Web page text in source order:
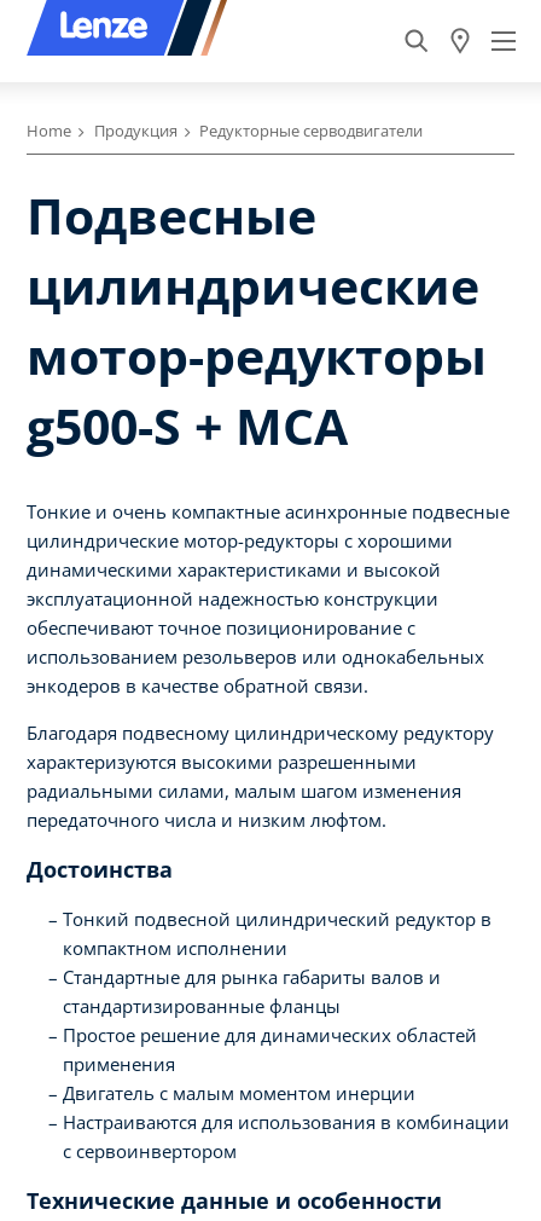
Home Продукция Редукторные серводвигатели
Подвесные
цилиндрические
мотор-редукторы
g500-S + MCA
Тонкие и очень компактные асинхронные подвесные
цилиндрические мотор-редукторы с хорошими
динамическими характеристиками и высокой
эксплуатационной надежностью конструкции
обеспечивают точное позиционирование с
использованием резольверов или однокабельных
энкодеров в качестве обратной связи.
Благодаря подвесному цилиндрическому редуктору
характеризуются высокими разрешенными
радиальными силами, малым шагом изменения
передаточного числа и низким люфтом.
Достоинства
Тонкий подвесной цилиндрический редуктор в
компактном исполнении
Стандартные для рынка габариты валов и
стандартизированные фланцы
Простое решение для динамических областей
применения
Двигатель с малым моментом инерции
Настраиваются для использования в комбинации
с сервоинвертором
Технические данные и особенности